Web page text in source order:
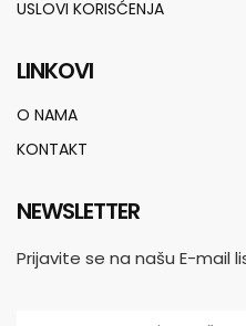
USLOVI KORISĆENJA
LINKOVI
O NAMA
KONTAKT
NEWSLETTER
Prijavite se na našu E-mail